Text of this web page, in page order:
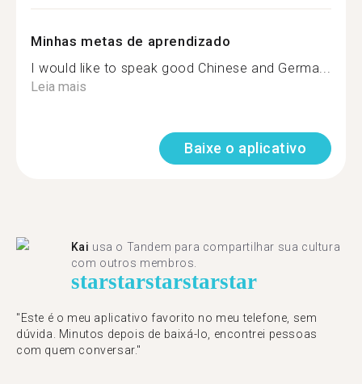
Minhas metas de aprendizado
I would like to speak good Chinese and Germa...
Leia mais
Baixe o aplicativo
Kai usa o Tandem para compartilhar sua cultura
com outros membros.
starstarstarstarstar
"Este é o meu aplicativo favorito no meu telefone, sem
dúvida. Minutos depois de baixá-lo, encontrei pessoas
com quem conversar."